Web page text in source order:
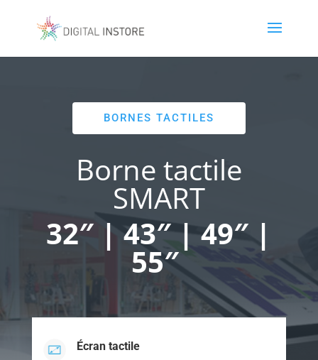
BORNES TACTILES
Borne tactile
SMART
32″ | 43″| 49″ |
55″
Écran tactile